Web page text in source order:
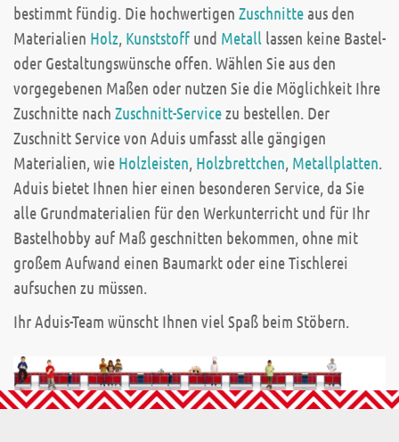
bestimmt fündig. Die hochwertigen Zuschnitteaus den
Materialien Holz, Kunststoff und Metall lassen keine Bastel-
oder Gestaltungswünsche offen. Wählen Sie aus den
vorgegebenen Maßen oder nutzen Sie die Möglichkeit Ihre
Zuschnitte nach Zuschnitt-Servicezu bestellen. Der
Zuschnitt Service von Aduis umfasst alle gängigen
Materialien, wie Holzleisten, Holzbrettchen, Metallplatten.
Aduis bietet Ihnen hier einen besonderen Service, da Sie
alle Grundmaterialien für den Werkunterricht und für Ihr
Bastelhobby auf Maß geschnitten bekommen, ohne mit
großem Aufwand einen Baumarkt oder eine Tischlerei
aufsuchen zu müssen.
Ihr Aduis-Team wünscht Ihnen viel Spaß beim Stöbern.